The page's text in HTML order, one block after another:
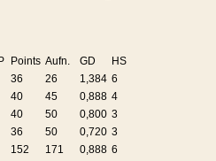
Points Aufn. GD
HS
36 26 1,384 6
40 45 0,888 4
40 50 0,800 3
36 50 0,720 3
152 171 0,888 6